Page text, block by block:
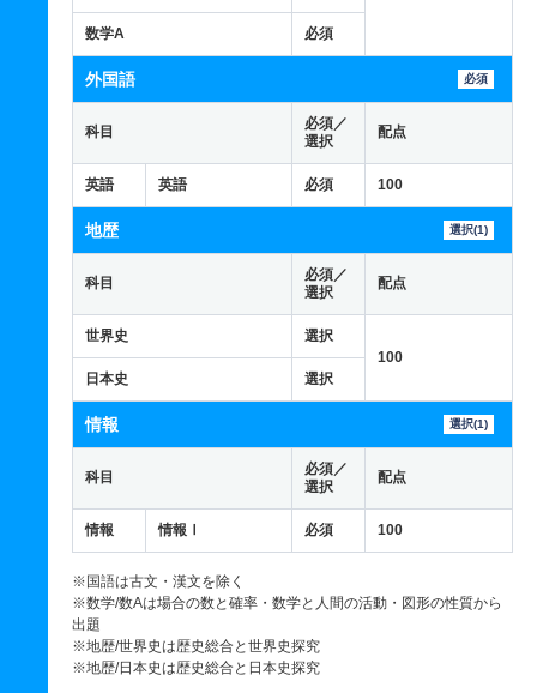
数学A 必須
外国語 必須
科目
必須／
選択
配点
英語 英語 必須 100
地歴 選択(1)
科目
必須／
選択
配点
世界史
選択
100
日本史
選択
情報 選択(1)
科目
必須／
選択
配点
情報 情報Ⅰ 必須 100
※国語は古文・漢文を除く
※数学/数Aは場合の数と確率・数学と人間の活動・図形の性質から
出題
※地歴/世界史は歴史総合と世界史探究
※地歴/日本史は歴史総合と日本史探究